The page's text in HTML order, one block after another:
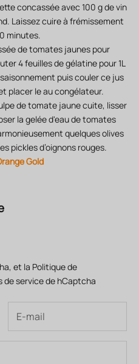
concassée avec 100 g de vin
Laissez cuire à frémissement
minutes.
de tomates jaunes pour
4 feuilles de gélatine pour 1L
puis couler ce jus
placer le au congélateur.
de tomate jaune cuite, lisser
la gelée d'eau de tomates
quelques olives
pickles d’oignons rouges.
Gold
et la Politique de
de servicede hCaptcha